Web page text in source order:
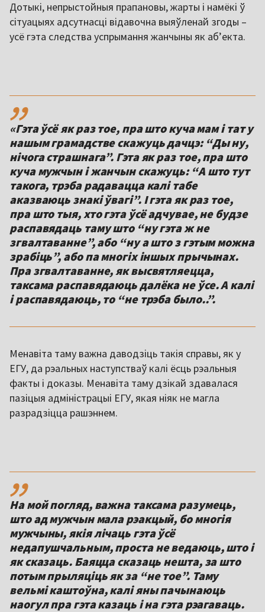
Дотыкі, непрыстойныя прапановы, жарты і намёкі ў
сітуацыях адсутнасці відавочна выяўленай згоды –
усё гэта следства успрымання жанчыны як абʼекта.
,,
«Гэта ўсё як раз тое, пра што куча мам і тат у
нашым грамадстве скажуць дачцэ: “Ды ну,
нічога страшнага”. Гэта як раз тое, пра што
куча мужчын і жанчын скажуць: “А што тут
такога, трэба радавацца калі табе
аказваюць знакі ўвагі”. І гэта як раз тое,
пра што тыя, хто гэта ўсё адчувае, не будзе
распавядаць таму што “ну гэта ж не
згвалтаванне”, або “ну а што з гэтым можна
зрабіць”, або па многіх іншых прычынах.
Пра згвалтаванне, як высвятляецца,
таксама распавядаюць далёка не ўсе. А калі
і распавядаюць, то “не трэба было..”.
Менавіта таму важна даводзіць такія справы, як у
ЕГУ, да рэальных наступстваў калі ёсць рэальныя
факты і доказы. Менавіта таму дзікай здавалася
пазіцыя адміністрацыі ЕГУ, якая ніяк не магла
разрадзіцца рашэннем.
,,
На мой погляд, важна таксама разумець,
што ад мужчын мала рэакцый, бо многія
мужчыны, якія лічаць гэта ўсё
недапушчальным, проста не ведаюць, што і
як сказаць. Баяцца сказаць нешта, за што
потым прыляціць як за “не тое”. Таму
вельмі каштоўна, калі яны пачынаюць
наогул пра гэта казаць і на гэта рэагаваць.